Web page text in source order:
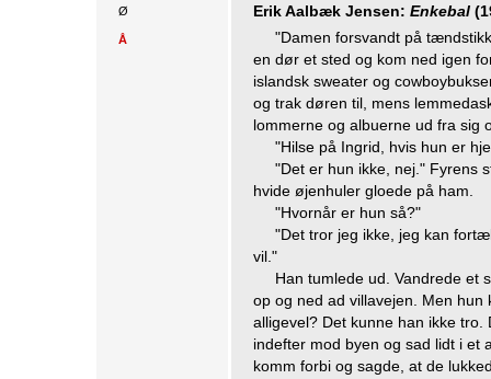
Ø
Å
Erik Aalbæk Jensen: Enkebal
"Damen forsvandt på
en dør et sted og kom ned igen
islandsk sweater og
og trak døren til, mens
lommerne og albuerne ud fra sig
"Hilse på Ingrid, hvis hun er
"Det er hun ikke, nej." Fyrens
hvide øjenhuler gloede på ham.
"Hvornår er hun så?"
"Det tror jeg ikke, jeg kan
vil."
Han tumlede ud. Vandrede et
op og ned ad villavejen. Men
alligevel? Det kunne han ikke tro.
indefter mod byen og sad lidt i
komm forbi og sagde, at de